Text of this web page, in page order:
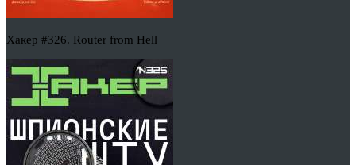
Хакер #326. Router from Hell